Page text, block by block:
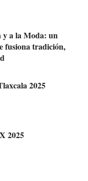
y a la Moda: un
fusiona tradición,
2025
2025